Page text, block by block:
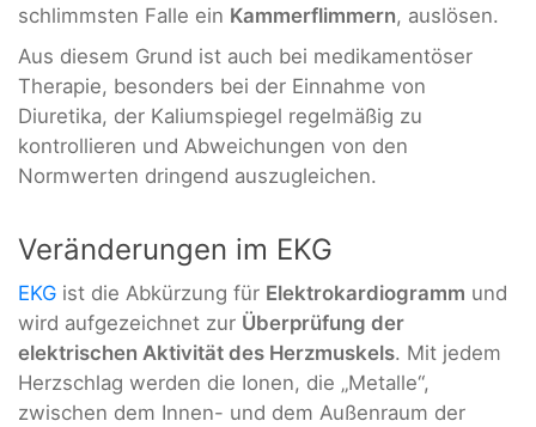
schlimmsten Falle ein Kammerflimmern, auslösen.
Aus diesem Grund ist auch bei medikamentöser
Therapie, besonders bei der Einnahme von
Diuretika, der Kaliumspiegel regelmäßig zu
kontrollieren und Abweichungen von den
Normwerten dringend auszugleichen.
Veränderungen im EKG
EKG ist die Abkürzung für Elektrokardiogramm und
wird aufgezeichnet zur Überprüfung der
elektrischen Aktivität des Herzmuskels. Mit jedem
Herzschlag werden die Ionen, die „Metalle“,
zwischen dem Innen- und dem Außenraum der